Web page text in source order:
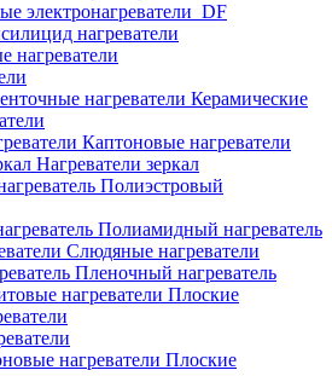
электронагреватели_DF
нагреватели
нагреватели
Керамические
Каптоновые нагреватели
Нагреватели зеркал
Полиэстровый
Полиамидный нагреватель
Слюдяные нагреватели
Пленочный нагреватель
Плоские
Плоские